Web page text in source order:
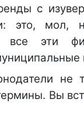
с
это,
все эти
не
Вы